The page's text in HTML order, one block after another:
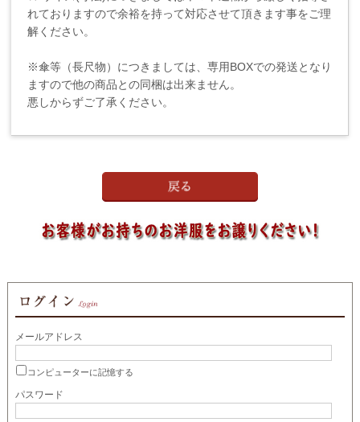
れておりますので余裕を持って対応させて頂きます事をご理
解ください。
※傘等（長尺物）につきましては、専用BOXでの発送となり
ますので他の商品との同梱は出来ません。
悪しからずご了承ください。
メールアドレス
コンピューターに記憶する
パスワード